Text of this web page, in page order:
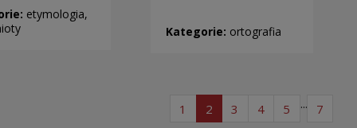
etymologia,
Kategorie: ortografia
1 page list of articles
2page list of articles
3 page list of articles
4page list of
5 page list
... 7page